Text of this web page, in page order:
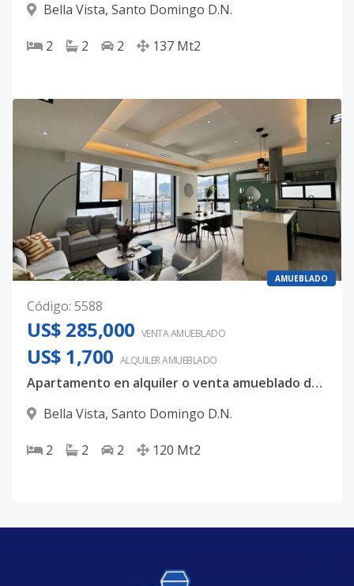
Bella Vista, Santo Domingo D.N.
2 2 2 137 Mt2
AMUEBLADO
Código: 5588
US$ 285,000 VENTA AMUEBLADO
US$ 1,700 ALQUILERAMUEBLADO
Apartamento en alquiler o venta amueblado de 120 mts2, Torre exclusiva en Bella Vista.
Bella Vista, Santo Domingo D.N.
2 2 2 120 Mt2